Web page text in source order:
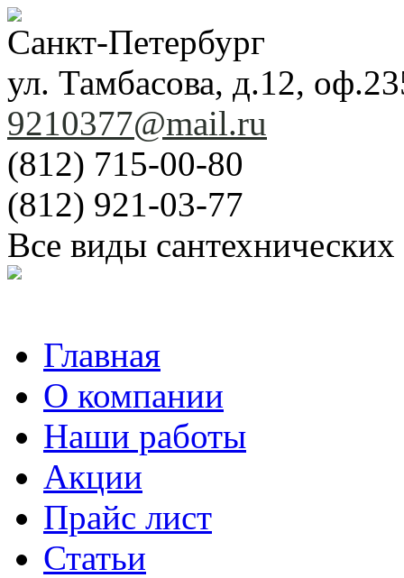
Санкт-Петербург
ул. Тамбасова, д.12,
9210377@mail.ru
(812) 715-00-80
(812) 921-03-77
Все виды
Главная
О компании
Наши работы
Акции
Прайс лист
Статьи